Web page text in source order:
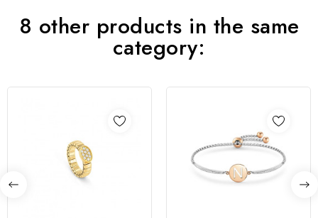
8 other products in the same
category: